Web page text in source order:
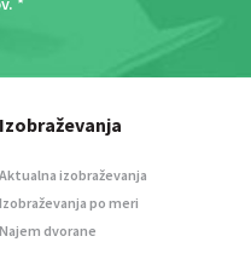
Izobraževanja
Aktualna izobraževanja
Izobraževanja po meri
Najem dvorane